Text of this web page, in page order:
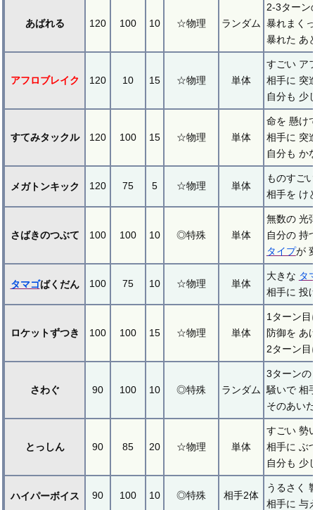
あばれる 120 100 10 ☆物理 ランダム
2-3ターン
暴れまく
暴れた あ
アフロブレイク 120 10 15 ☆物理 単体
すごい ア
相手に 突
自分も 少
すてみタックル 120 100 15 ☆物理 単体
命を 懸け
相手に 突
自分も か
メガトンキック 120 75 5 ☆物理 単体
ものすご
相手を け
さばきのつぶて 100 100 10 ◎特殊 単体
無数の 光
自分の 持
タイプが
タマゴばくだん 100 75 10 ☆物理 単体
大きな タ
相手に 投
ロケットずつき 100 100 15 ☆物理 単体
1ターン目
防御を あ
2ターン目
さわぐ 90 100 10 ◎特殊 ランダム
3ターンの
騒いで 相
そのあい
とっしん 90 85 20 ☆物理 単体
すごい 勢
相手に ぶ
自分も 少
ハイパーボイス 90 100 10 ◎特殊 相手2体
うるさく
相手に 与